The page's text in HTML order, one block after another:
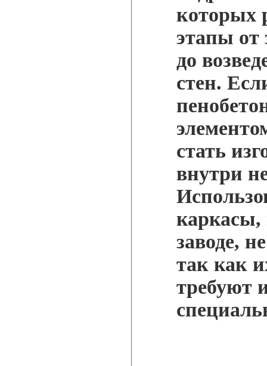
которых
этапы от
до
стен.
стать
внутри
каркасы,
заводе,
так как
требуют